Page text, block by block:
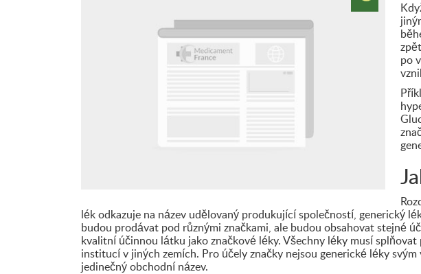
po
lék odkazuje na název udělovaný produkující společností, generický
budou prodávat pod různými značkami, ale budou obsahovat stejné
kvalitní účinnou látku jako značkové léky. Všechny léky musí
institucí v jiných zemích. Pro účely značky nejsou generické léky
jedinečný obchodní název.